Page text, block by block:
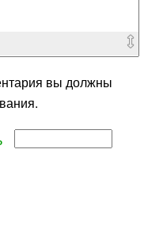
вы должны